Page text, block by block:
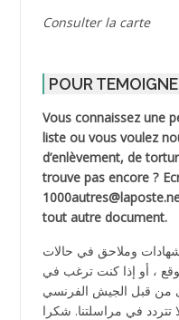
Consulter la carte
POUR
Vous connaissez une
liste ou vous voulez
d’enlèvement, de
trouve pas encore ?
tout autre document.
وملاحق في حالات
، أو إذا كنت ترغب في
من قبل الجيش الفرنسي
العاصمة عام 1957 ، فلا تتردد في مراسلتنا. شكرا